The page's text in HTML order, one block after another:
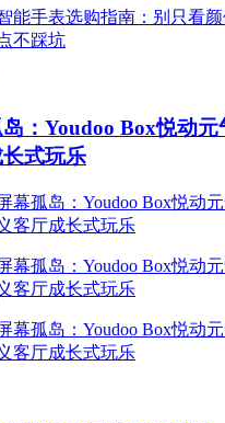
：Youdoo Box悦动元
式玩乐